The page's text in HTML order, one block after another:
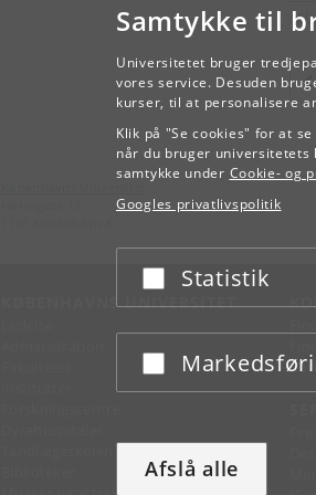
Samtykke til
Universitetet bruger
vores service. Desuden
kurser, til at personalisere
Klik på "Se cookies" for at
når du bruger universitetets
samtykke under Cookie- og
Googles privatlivspolitik
Acceptér eller afslå
Statistik
Acceptér eller afslå
Afslå alle
KØBENHAVNS UNIVERSITET